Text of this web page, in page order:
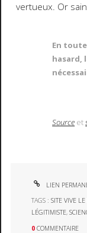
vertueux. Or
En
hasard,
Source et
LIEN
TAGS :SITE VIVE LE
LÉGITIMISTE,
0 COMMENTAIRE